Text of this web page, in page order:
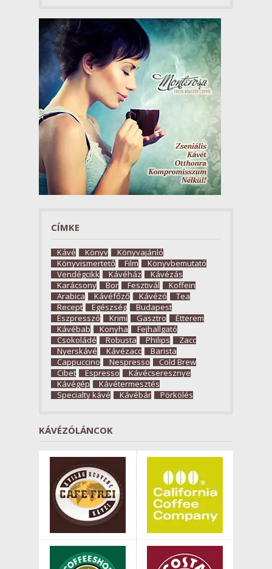
CÍMKE
Kávé Könyv
Könyvajánló
Könyvismertető
Film
Könyvbemutató
Vendégcikk
Kávéház
Kávézás
Karácsony
Bor Fesztivál
Koffein
Arabica
Kávéfőző Kávézó
Tea
Recept
Egészség
Budapest
Eszpresszó
Krimi Gasztro
Étterem
Kávébab
Konyha
Fejhallgató
Csokoládé
Robusta Philips
Zacc
Nyerskávé
Kávézacc
Barista
Cappuccino
Nespresso
Cold Brew
Cibet
Espresso
Kávécseresznye
Kávégép
Kávétermesztés
Specialty kávé
Kávébár Pörkölés
KÁVÉZÓLÁNCOK